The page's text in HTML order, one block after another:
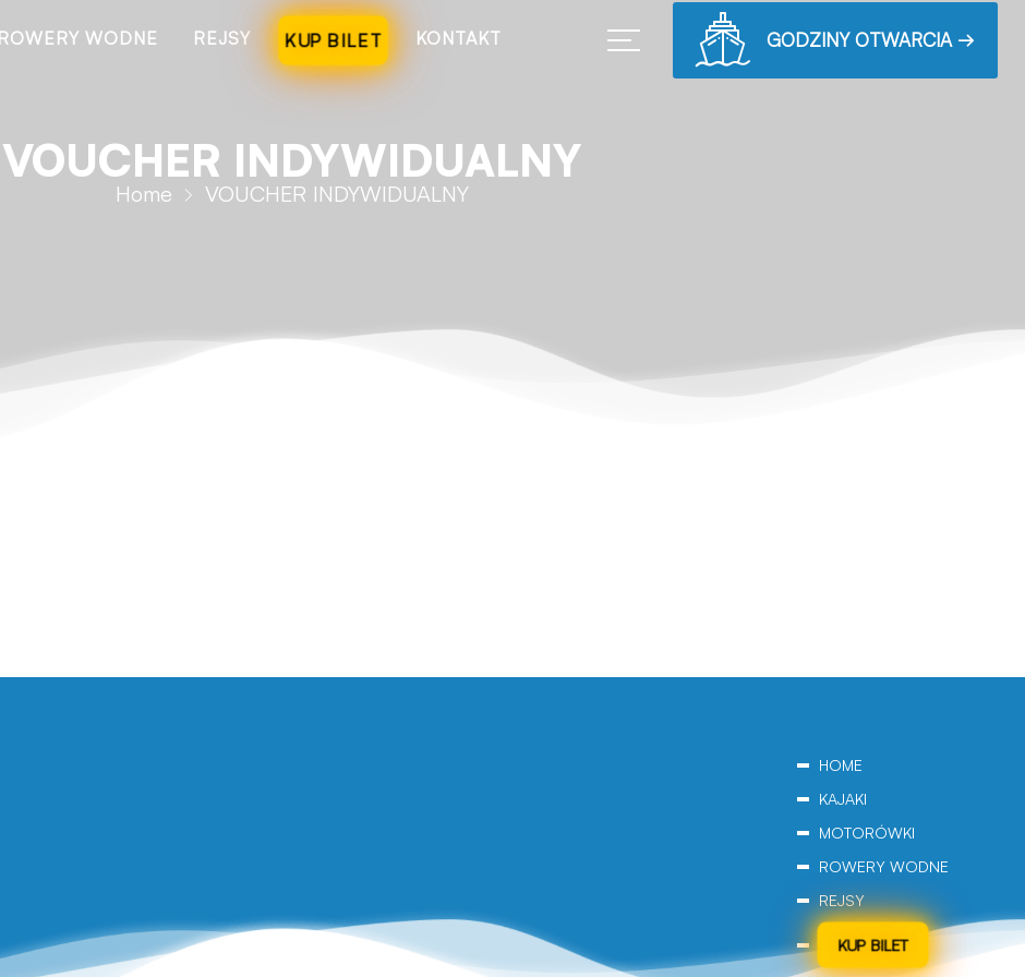
ROWERY WODNE REJSY KUP BILET KONTAKT GODZINY OTWARCIA →
VOUCHER INDYWIDUALNY
Home VOUCHER INDYWIDUALNY
HOME
KAJAKI
MOTORÓWKI
ROWERY WODNE
REJSY
KUP BILET